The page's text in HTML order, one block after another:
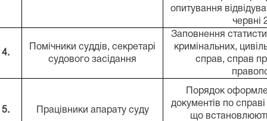
опитування
червні
4.
Помічники суддів,секретарі
судового засідання
Заповнення
кримінальних,
справ, справ
5. Працівники апарату суду
Порядок
документів по
що